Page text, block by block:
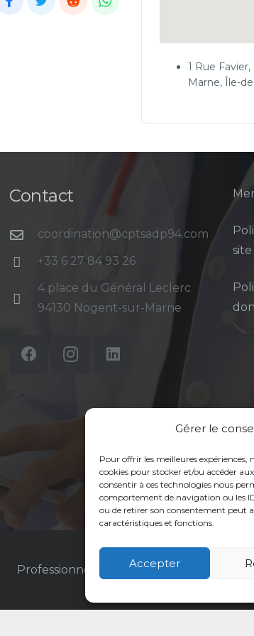
Gérer le
Pour offrir les meilleures expériences,
cookies pour stocker et/ou accéder
consentir à ces technologies nous
comportement de navigation ou les
ou de retirer son consentement peut
caractéristiques et fonctions.
Accepter
1 Rue
Marne, Île-
Contact
coordination@cptsadp94.com
+33 6 27 84 93 26
4 place du Général Leclerc
94130 Nogent-sur-Marne
site
Professionnels de santé Usagers